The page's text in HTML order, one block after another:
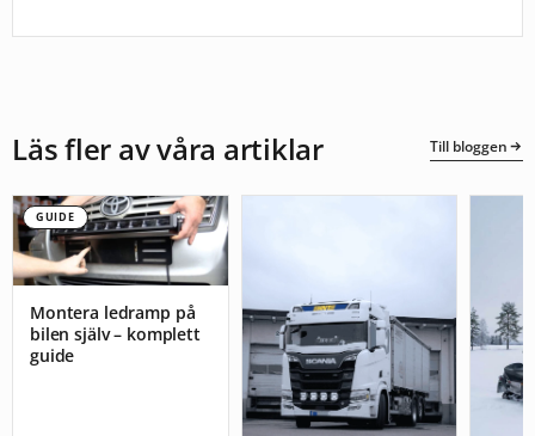
Läs fler av våra artiklar Till bloggen
GUIDE
Montera ledramp på
bilen själv – komplett
guide